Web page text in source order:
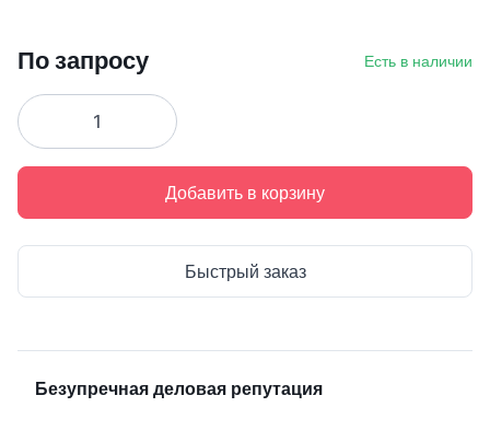
По запросу Есть в наличии
Добавить в корзину
Быстрый заказ
Безупречная деловая репутация